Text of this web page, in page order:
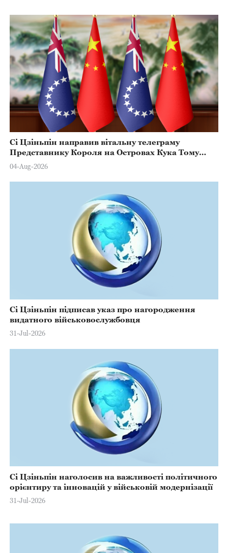
Сі Цзіньпін направив вітальну телеграму
Представнику Короля на Островах Кука Тому
Марстерсу з нагоди Дня Конституції
04-Aug-2026
Сі Цзіньпін підписав указ про нагородження
видатного військовослужбовця
31-Jul-2026
Сі Цзіньпін наголосив на важливості політичного
орієнтиру та інновацій у військовій модернізації
31-Jul-2026